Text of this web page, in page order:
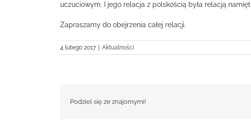
uczuciowym. I jego relacja z polskością była relacją
Zapraszamy do obejrzenia całej relacji.
4 lutego 2017 Aktualności
Podziel się ze znajomymi!